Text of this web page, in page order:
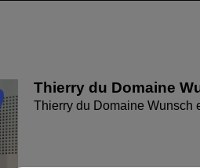
Thierry du Domaine
Thierry du Domaine Wunsch